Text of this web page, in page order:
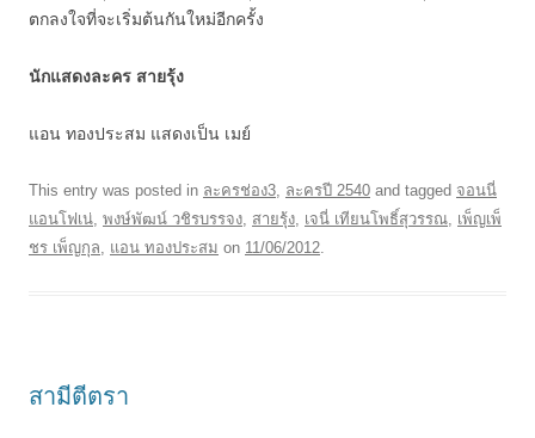
ตกลงใจที่จะเริ่มต้นกันใหม่อีกครั้ง
นักแสดงละคร สายรุ้ง
แอน ทองประสม แสดงเป็น เมย์
This entry was posted in ละครช่อง3, ละครปี 2540 and tagged จอนนี่
แอนโฟเน่, พงษ์พัฒน์ วชิรบรรจง, สายรุ้ง, เจนี่ เทียนโพธิ์สุวรรณ, เพ็ญเพ็
ชร เพ็ญกุล, แอน ทองประสม on 11/06/2012.
สามีตีตรา